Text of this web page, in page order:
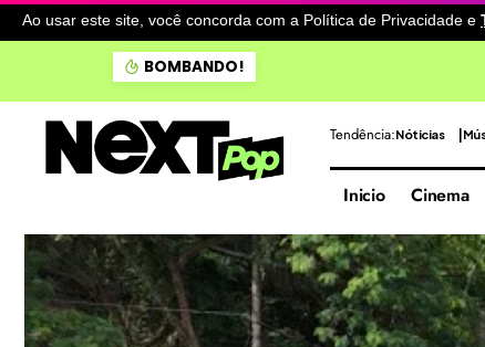
Ao usar este site, você concorda com a Política de Privacidade e
BOMBANDO!
Tendência:Nóticias
Inicio Cinema